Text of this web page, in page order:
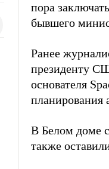
пора
бывшего
Ранее
президенту
основателя
планирования
В Белом доме
также